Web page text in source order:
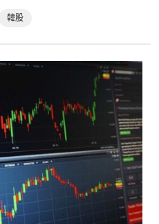
韓股